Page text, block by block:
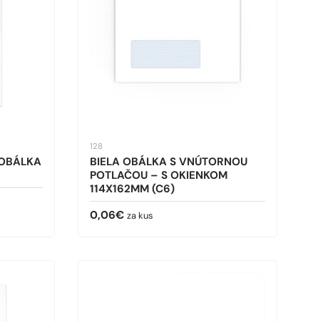
128
BIELA OBÁLKA S VNÚTORNOU
POTLAČOU – S OKIENKOM
114X162MM (C6)
Bežná cena
0,06€ za kus